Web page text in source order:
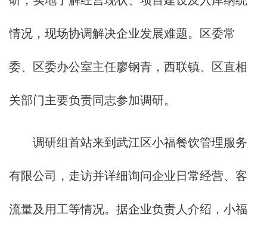
情况，现场协调解决企业发展难题。区委常
委、区委办公室主任廖钢青，西联镇、区直相
关部门主要负责同志参加调研。
调研组首站来到武江区小福餐饮管理服务
有限公司，走访并详细询问企业日常经营、客
流量及用工等情况。据企业负责人介绍，小福